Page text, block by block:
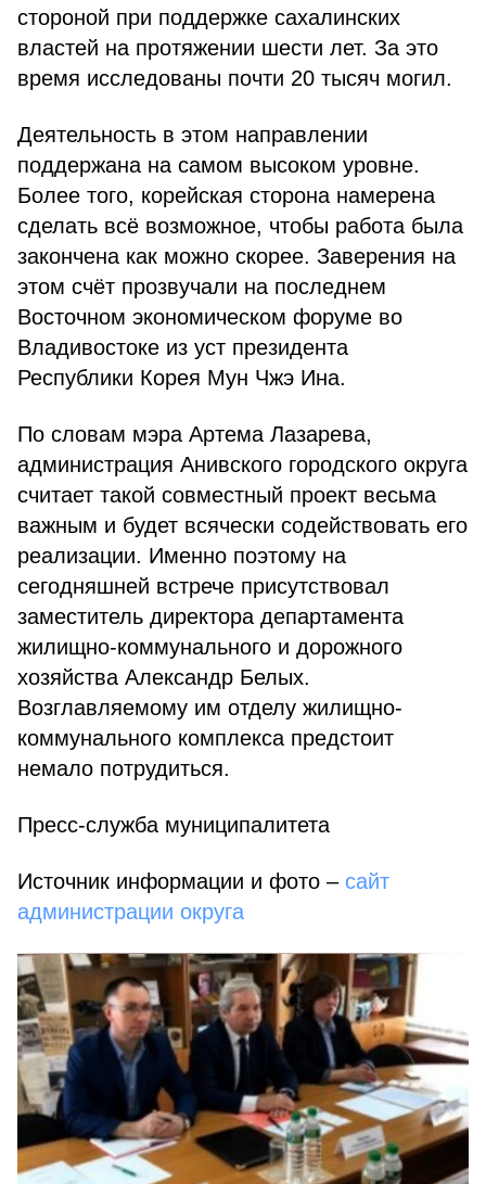
стороной при поддержке сахалинских
властей на протяжении шести лет. За это
время исследованы почти 20 тысяч могил.
Деятельность в этом направлении
поддержана на самом высоком уровне.
Более того, корейская сторона намерена
сделать всё возможное, чтобы работа была
закончена как можно скорее. Заверения на
этом счёт прозвучали на последнем
Восточном экономическом форуме во
Владивостоке из уст президента
Республики Корея Мун Чжэ Ина.
По словам мэра Артема Лазарева,
администрация Анивского городского округа
считает такой совместный проект весьма
важным и будет всячески содействовать его
реализации. Именно поэтому на
сегодняшней встрече присутствовал
заместитель директора департамента
жилищно-коммунального и дорожного
хозяйства Александр Белых.
Возглавляемому им отделу жилищно-
коммунального комплекса предстоит
немало потрудиться.
Пресс-служба муниципалитета
Источник информации и фото – сайт
администрации округа